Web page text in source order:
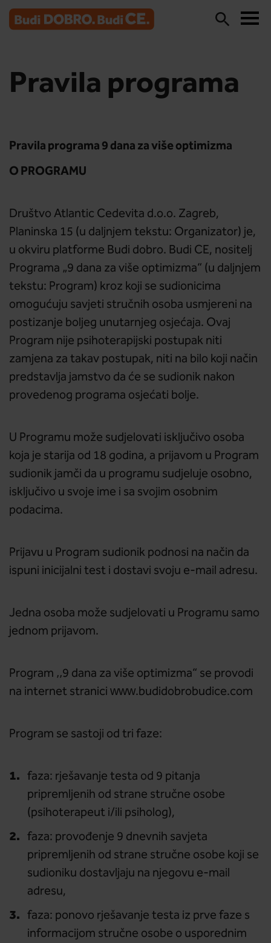
Pravila programa
Pravila programa 9 dana za više optimizma
O PROGRAMU
Društvo Atlantic Cedevita d.o.o. Zagreb,
Planinska 15 (u daljnjem tekstu: Organizator) je,
u okviru platforme Budi dobro. Budi CE, nositelj
Programa „9 dana za više optimizma“ (u daljnjem
tekstu: Program) kroz koji se sudionicima
omogućuju savjeti stručnih osoba usmjereni na
postizanje boljeg unutarnjeg osjećaja. Ovaj
Program nije psihoterapijski postupak niti
zamjena za takav postupak, niti na bilo koji način
predstavlja jamstvo da će se sudionik nakon
provedenog programa osjećati bolje.
U Programu može sudjelovati isključivo osoba
koja je starija od 18 godina, a prijavom u Program
sudionik jamči da u programu sudjeluje osobno,
isključivo u svoje ime i sa svojim osobnim
podacima.
Prijavu u Program sudionik podnosi na način da
ispuni inicijalni test i dostavi svoju e-mail adresu.
Jedna osoba može sudjelovati u Programu samo
jednom prijavom.
Program ‚‚9 dana za više optimizma“ se provodi
na internet stranici www.budidobrobudice.com
Program se sastoji od tri faze:
faza: rješavanje testa od 9 pitanja
pripremljenih od strane stručne osobe
(psihoterapeut i/ili psiholog),
faza: provođenje 9 dnevnih savjeta
pripremljenih od strane stručne osobe koji se
sudioniku dostavljaju na njegovu e-mail
adresu,
faza: ponovo rješavanje testa iz prve faze s
informacijom stručne osobe o usporednim